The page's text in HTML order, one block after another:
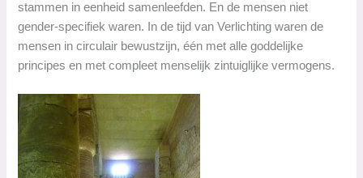
stammen in eenheid samenleefden. En de mensen niet
gender-specifiek waren. In de tijd van Verlichting waren de
mensen in circulair bewustzijn, één met alle goddelijke
principes en met compleet menselijk zintuiglijke vermogens.